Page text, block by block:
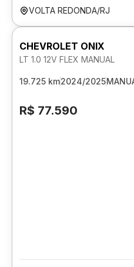
VOLTA REDONDA/RJ
CHEVROLET ONIX
LT 1.0 12V FLEX MANUAL
19.725 km2024/2025
R$ 77.590